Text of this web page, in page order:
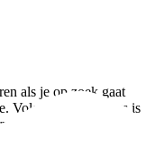
als je op zoek gaat
Volgens Web Wings is